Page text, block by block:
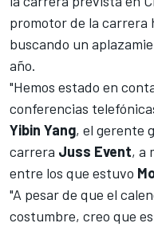
promotor de la carrera
buscando un
año.
"Hemos estado en
conferencias
Yibin Yang, el gerente
carrera Juss Event, a
entre los que estuvo
"A pesar de que el
costumbre, creo que